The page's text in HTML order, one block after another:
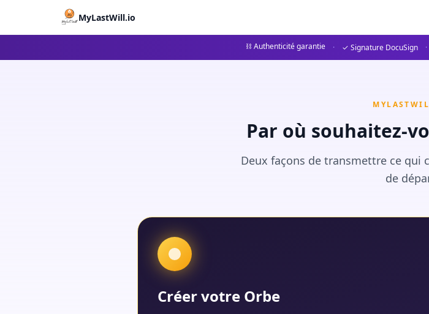
MyLastWill.io
⛓ Authenticité garantie · ✓ Signature DocuSign ·
Par où souhaitez-
Deux façons de transmettre ce qui
de
Créer votre Orbe